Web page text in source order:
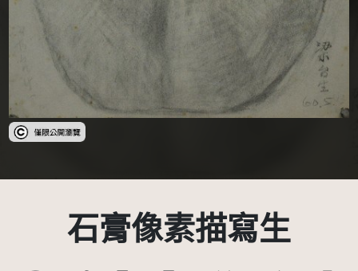
受著作權法保護-僅限於本平台有限度公開瀏覽
石膏像素描寫生